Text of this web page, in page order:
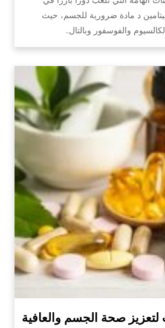
د مادة ضرورية للجسم، حيث
والفوسفور وبالتال…
لتعزيز صحة الجسم والعافية